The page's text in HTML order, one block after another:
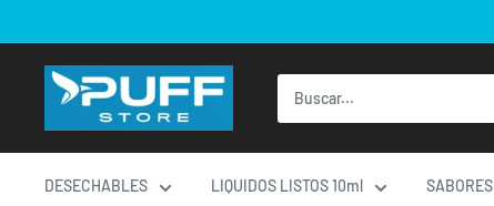
directamente
contenido
DESECHABLES LIQUIDOS LISTOS 10ml SABORES